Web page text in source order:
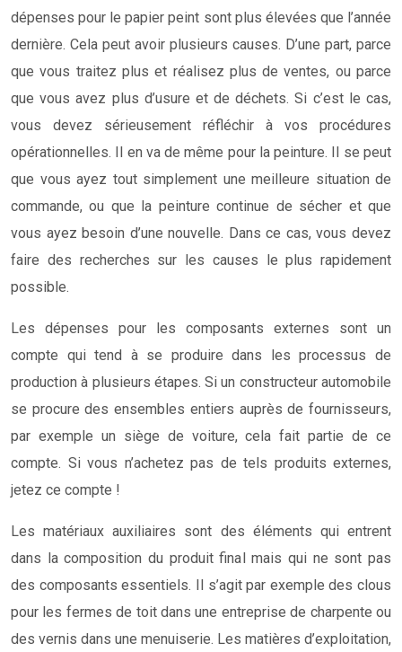
dépenses pour le papier peint sont plus élevées que l’année
dernière. Cela peut avoir plusieurs causes. D’une part, parce
que vous traitez plus et réalisez plus de ventes, ou parce
que vous avez plus d’usure et de déchets. Si c’est le cas,
vous devez sérieusement réfléchir à vos procédures
opérationnelles. Il en va de même pour la peinture. Il se peut
que vous ayez tout simplement une meilleure situation de
commande, ou que la peinture continue de sécher et que
vous ayez besoin d’une nouvelle. Dans ce cas, vous devez
faire des recherches sur les causes le plus rapidement
possible.
Les dépenses pour les composants externes sont un
compte qui tend à se produire dans les processus de
production à plusieurs étapes. Si un constructeur automobile
se procure des ensembles entiers auprès de fournisseurs,
par exemple un siège de voiture, cela fait partie de ce
compte. Si vous n’achetez pas de tels produits externes,
jetez ce compte !
Les matériaux auxiliaires sont des éléments qui entrent
dans la composition du produit final mais qui ne sont pas
des composants essentiels. Il s’agit par exemple des clous
pour les fermes de toit dans une entreprise de charpente ou
des vernis dans une menuiserie. Les matières d’exploitation,